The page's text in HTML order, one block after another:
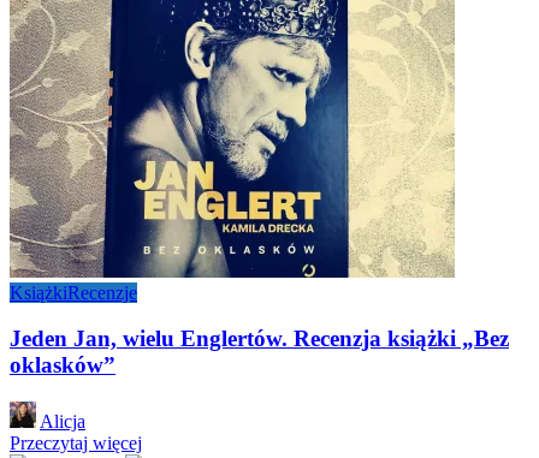
KsiążkiRecenzje
Jeden Jan, wielu Englertów. Recenzja książki „Bez
oklasków”
Posted
by
Alicja
Przeczytaj więcej